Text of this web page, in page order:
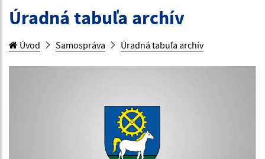
Úradná tabuľa archív
Úvod Samospráva Úradná tabuľa archív